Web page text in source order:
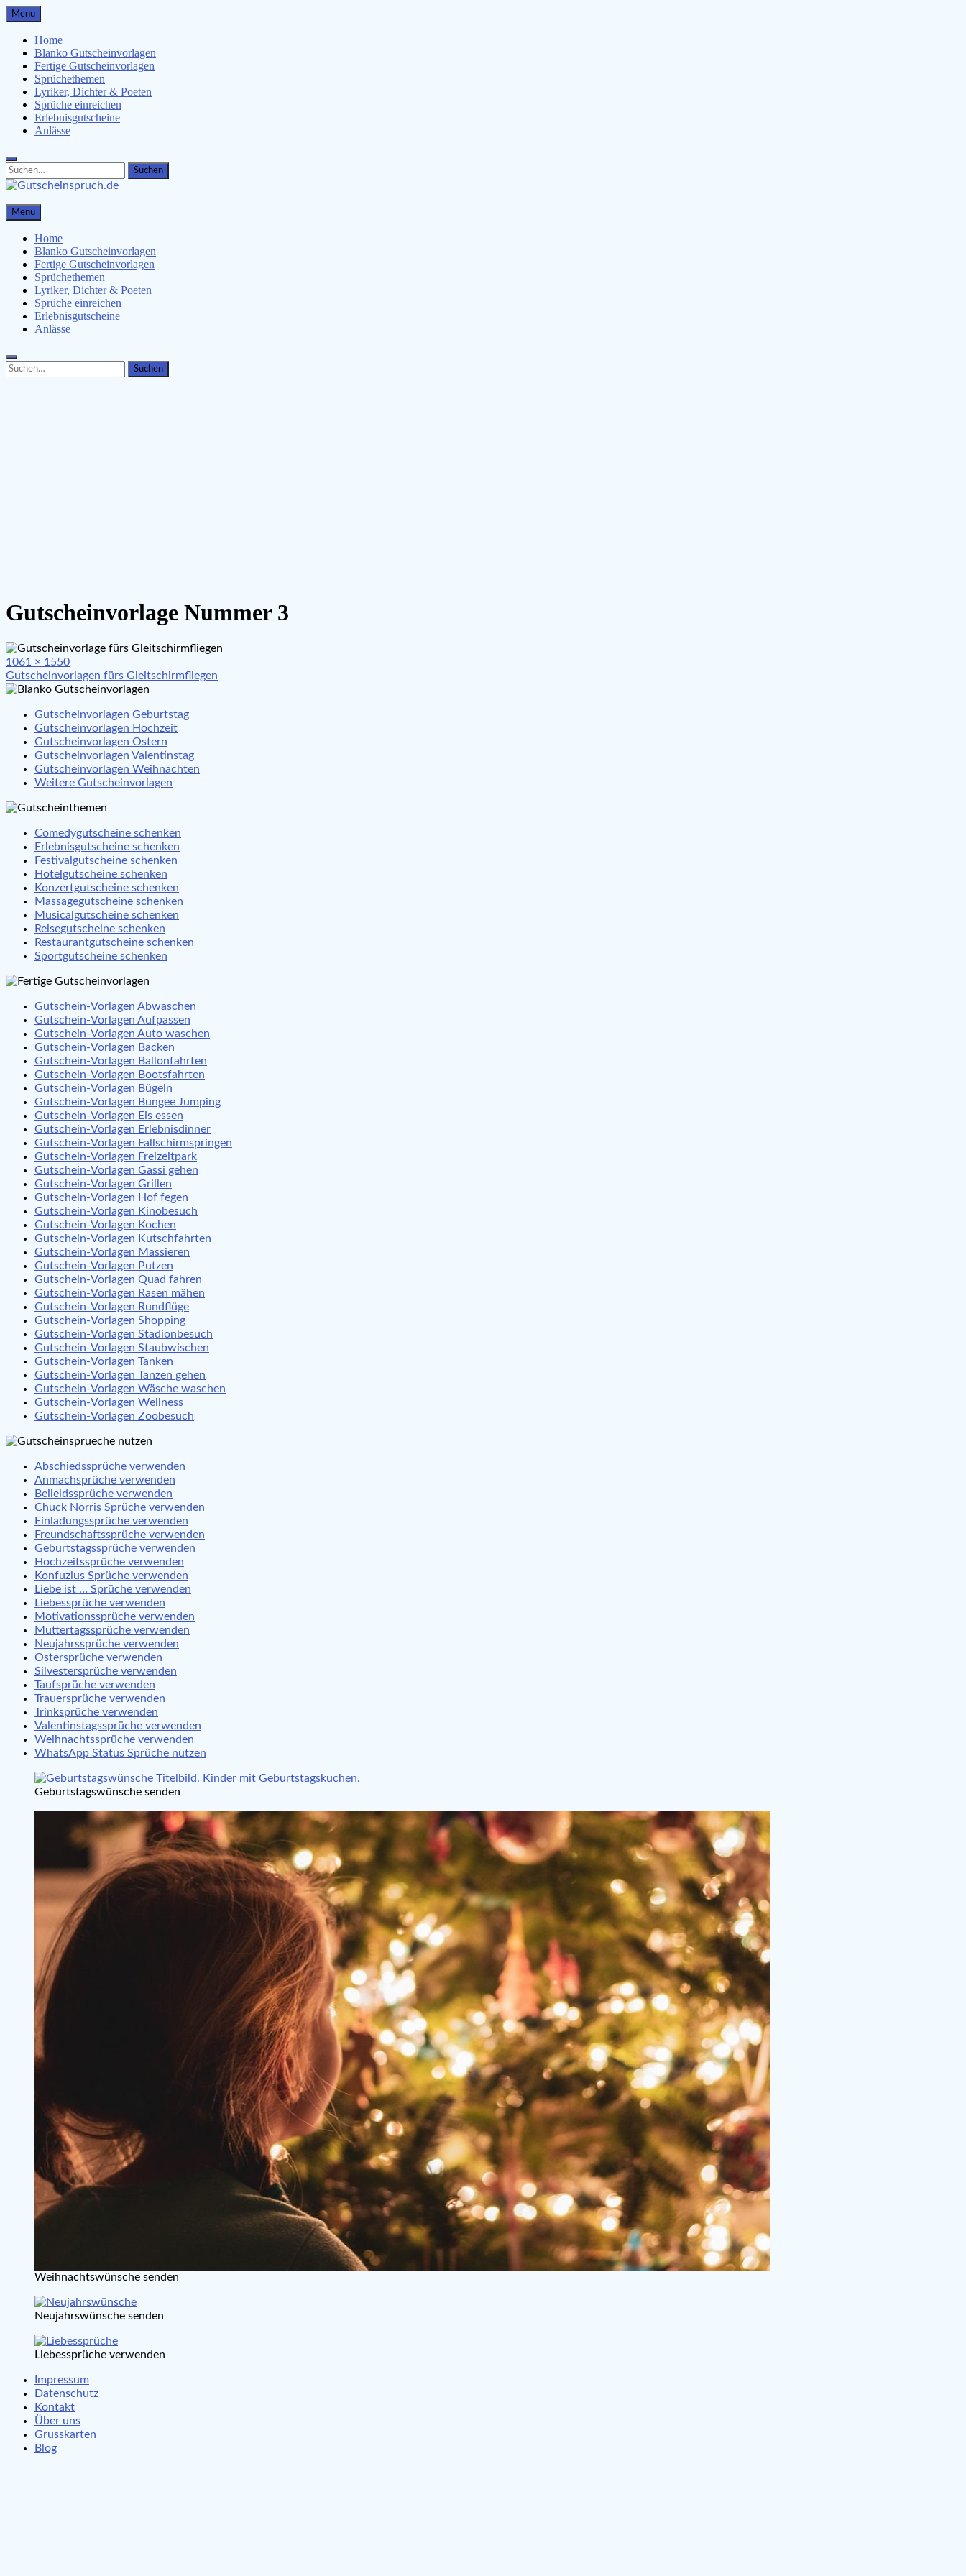
Skip
to
content
Menu
Home
Blanko Gutscheinvorlagen
Fertige Gutscheinvorlagen
Sprüchethemen
Lyriker, Dichter & Poeten
Sprüche einreichen
Erlebnisgutscheine
Anlässe
Search
for:
Search
Gutscheinspruch.de
Gutscheinsprüche & Gutscheinvorlagen finden
Menu
Home
Blanko Gutscheinvorlagen
Fertige Gutscheinvorlagen
Sprüchethemen
Lyriker, Dichter & Poeten
Sprüche einreichen
Erlebnisgutscheine
Anlässe
Search
for:
Search
Gutscheinvorlage Nummer 3
Full
size
1061 × 1550
Beitragsnavigation
Gutscheinvorlagen fürs Gleitschirmfliegen
Gutscheinvorlagen Geburtstag
Gutscheinvorlagen Hochzeit
Gutscheinvorlagen Ostern
Gutscheinvorlagen Valentinstag
Gutscheinvorlagen Weihnachten
Weitere Gutscheinvorlagen
Comedygutscheine schenken
Erlebnisgutscheine schenken
Festivalgutscheine schenken
Hotelgutscheine schenken
Konzertgutscheine schenken
Massagegutscheine schenken
Musicalgutscheine schenken
Reisegutscheine schenken
Restaurantgutscheine schenken
Sportgutscheine schenken
Gutschein-Vorlagen Abwaschen
Gutschein-Vorlagen Aufpassen
Gutschein-Vorlagen Auto waschen
Gutschein-Vorlagen Backen
Gutschein-Vorlagen Ballonfahrten
Gutschein-Vorlagen Bootsfahrten
Gutschein-Vorlagen Bügeln
Gutschein-Vorlagen Bungee Jumping
Gutschein-Vorlagen Eis essen
Gutschein-Vorlagen Erlebnisdinner
Gutschein-Vorlagen Fallschirmspringen
Gutschein-Vorlagen Freizeitpark
Gutschein-Vorlagen Gassi gehen
Gutschein-Vorlagen Grillen
Gutschein-Vorlagen Hof fegen
Gutschein-Vorlagen Kinobesuch
Gutschein-Vorlagen Kochen
Gutschein-Vorlagen Kutschfahrten
Gutschein-Vorlagen Massieren
Gutschein-Vorlagen Putzen
Gutschein-Vorlagen Quad fahren
Gutschein-Vorlagen Rasen mähen
Gutschein-Vorlagen Rundflüge
Gutschein-Vorlagen Shopping
Gutschein-Vorlagen Stadionbesuch
Gutschein-Vorlagen Staubwischen
Gutschein-Vorlagen Tanken
Gutschein-Vorlagen Tanzen gehen
Gutschein-Vorlagen Wäsche waschen
Gutschein-Vorlagen Wellness
Gutschein-Vorlagen Zoobesuch
Abschiedssprüche verwenden
Anmachsprüche verwenden
Beileidssprüche verwenden
Chuck Norris Sprüche verwenden
Einladungssprüche verwenden
Freundschaftssprüche verwenden
Geburtstagssprüche verwenden
Hochzeitssprüche verwenden
Konfuzius Sprüche verwenden
Liebe ist … Sprüche verwenden
Liebessprüche verwenden
Motivationssprüche verwenden
Muttertagssprüche verwenden
Neujahrssprüche verwenden
Ostersprüche verwenden
Silvestersprüche verwenden
Taufsprüche verwenden
Trauersprüche verwenden
Trinksprüche verwenden
Valentinstagssprüche verwenden
Weihnachtssprüche verwenden
WhatsApp Status Sprüche nutzen
Geburtstagswünsche senden
Weihnachtswünsche senden
Neujahrswünsche senden
Liebessprüche verwenden
Impressum
Datenschutz
Kontakt
Über uns
Grusskarten
Blog